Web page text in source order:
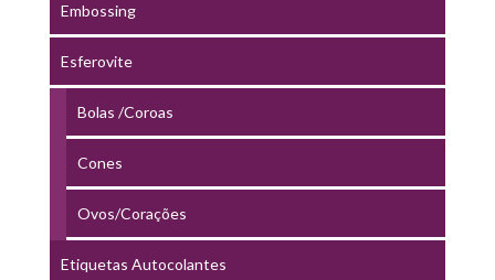
Embossing
Esferovite
Bolas /Coroas
Cones
Ovos/Corações
Etiquetas Autocolantes